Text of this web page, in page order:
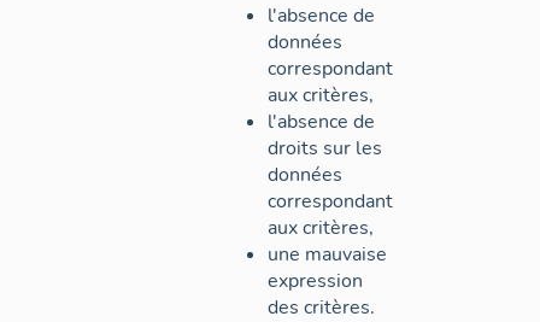
l'absence de
données
correspondant
aux critères,
l'absence de
droits sur les
données
correspondant
aux critères,
une mauvaise
expression
des critères.